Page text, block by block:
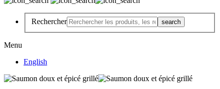
Rechercher
Menu
English